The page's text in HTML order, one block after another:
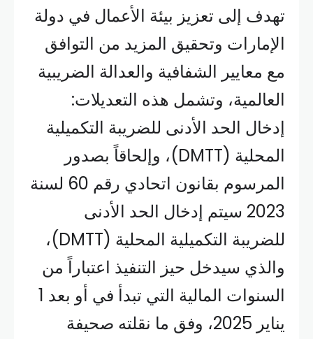
تهدف إلى تعزيز بيئة الأعمال في دولة
الإمارات وتحقيق المزيد من التوافق
مع معايير الشفافية والعدالة الضريبية
العالمية، وتشمل هذه التعديلات:
إدخال الحد الأدنى للضريبة التكميلية
المحلية (DMTT)، وإلحاقاً بصدور
المرسوم بقانون اتحادي رقم 60 لسنة
2023 سيتم إدخال الحد الأدنى
للضريبة التكميلية المحلية (DMTT)،
والذي سيدخل حيز التنفيذ اعتباراً من
السنوات المالية التي تبدأ في أو بعد 1
يناير 2025، وفق ما نقلته صحيفة